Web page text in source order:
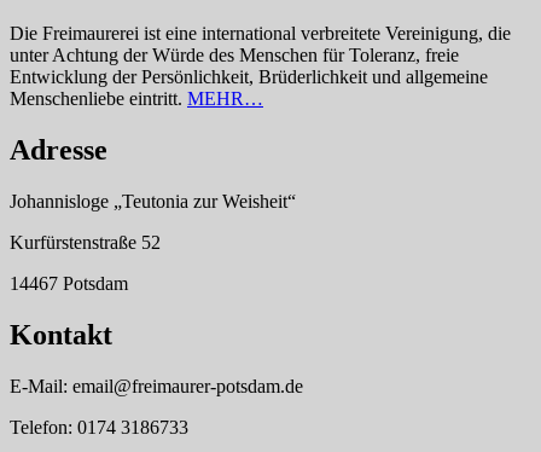
Die Freimaurerei ist eine international verbreitete Vereinigung, die
unter Achtung der Würde des Menschen für Toleranz, freie
Entwicklung der Persönlichkeit, Brüderlichkeit und allgemeine
Menschenliebe eintritt. MEHR…
Adresse
Johannisloge „Teutonia zur Weisheit“
Kurfürstenstraße 52
14467 Potsdam
Kontakt
E-Mail: email@freimaurer-potsdam.de
Telefon: 0174 3186733